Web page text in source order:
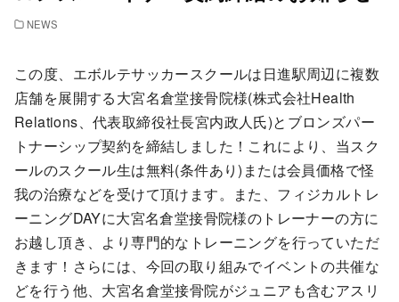
NEWS
この度、エボルテサッカースクールは日進駅周辺に複数
店舗を展開する大宮名倉堂接骨院様(株式会社Health
Relations、代表取締役社長宮内政人氏)とブロンズパー
トナーシップ契約を締結しました！これにより、当スク
ールのスクール生は無料(条件あり)または会員価格で怪
我の治療などを受けて頂けます。また、フィジカルトレ
ーニングDAYに大宮名倉堂接骨院様のトレーナーの方に
お越し頂き、より専門的なトレーニングを行っていただ
きます！さらには、今回の取り組みでイベントの共催な
どを行う他、大宮名倉堂接骨院がジュニアも含むアスリ